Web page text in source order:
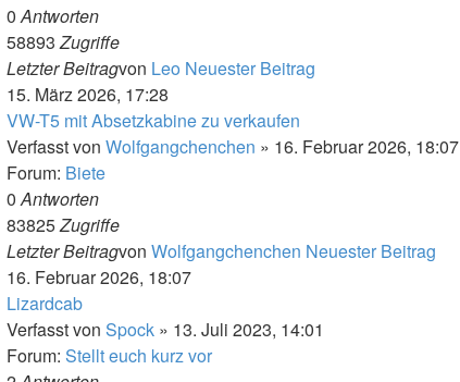
0Antworten
58893Zugriffe
Letzter Beitragvon Leo Neuester Beitrag
15. März 2026, 17:28
VW-T5 mit Absetzkabine zu verkaufen
Verfasst von Wolfgangchenchen » 16. Februar 2026, 18:07
Forum: Biete
0Antworten
83825Zugriffe
Letzter Beitragvon Wolfgangchenchen Neuester Beitrag
16. Februar 2026, 18:07
Lizardcab
Verfasst von Spock » 13. Juli 2023, 14:01
Forum: Stellt euch kurz vor